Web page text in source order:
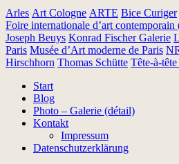
Arles Art Cologne ARTE Bice Curiger
Foire internationale d’art
Joseph Beuys Konrad Fischer Galerie
Paris Musée d’Art moderne de Paris
Hirschhorn Thomas Schütte Tête-à-
Start
Blog
Photo – Galerie (détail)
Kontakt
Impressum
Datenschutzerklärung